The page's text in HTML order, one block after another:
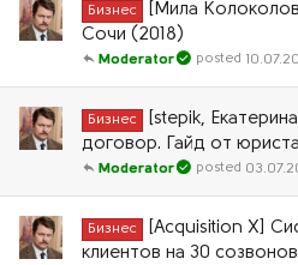
Бизнес
[Мила
Сочи (2018)
Moderator
Бизнес
[stepik,
договор. Гайд от
Moderator
Бизнес
[Acquisition X]
клиентов на 30